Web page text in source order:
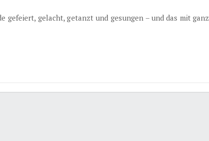
gefeiert, gelacht, getanzt und gesungen – und das mit ganz